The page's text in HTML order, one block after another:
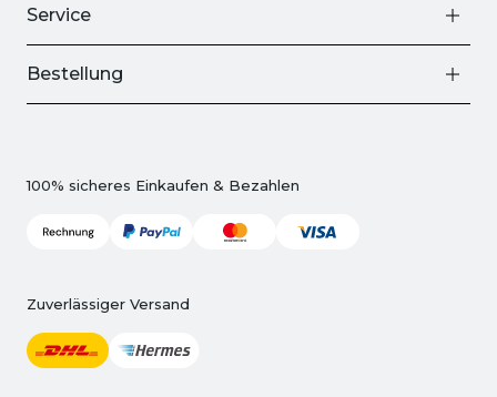
Service
Bestellung
100% sicheres Einkaufen & Bezahlen
Zuverlässiger Versand